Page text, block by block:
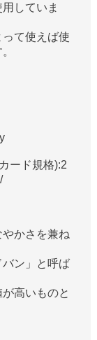
していま
て使えば使
ード規格):2
かさを兼ね
ン」と呼ば
高いものと